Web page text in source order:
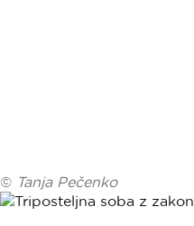
© Tanja Pečenko